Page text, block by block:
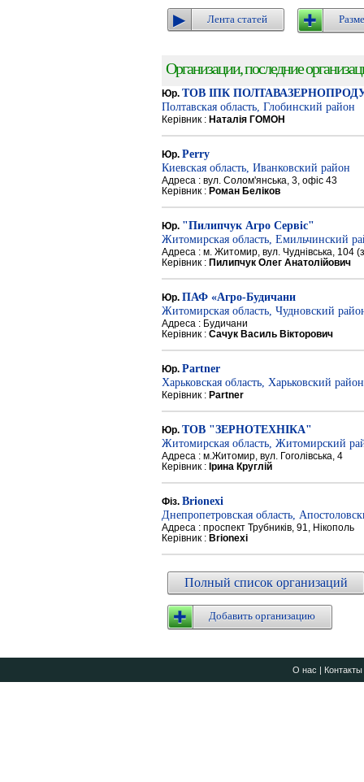
Лента статей
Организации, последние
Юр. ТОВ ІПК
Полтавская область, Глобинский район
Керівник : Наталія ГОМОН
Юр. Perry
Киевская область, Иванковский район
Адреса : вул. Солом'янська, 3, офіс 43
Керівник : Роман Беліков
Юр. "Пилипчук Агро Сервіс"
Житомирская область, Емильчинский
Адреса : м. Житомир, вул. Чуднівська, 104
Керівник : Пилипчук Олег Анатолійович
Юр. ПАФ «Агро-Будичани
Житомирская область, Чудновский
Адреса : Будичани
Керівник : Сачук Василь Вікторович
Юр. Partner
Харьковская область, Харьковский район
Керівник : Partner
Юр. ТОВ "ЗЕРНОТЕХНІКА"
Житомирская область, Житомирский
Адреса : м.Житомир, вул. Гоголівська, 4
Керівник : Ірина Круглій
Фіз. Brionexi
Днепропетровская область,
Адреса : проспект Трубників, 91, Нікополь
Керівник : Brionexi
Полный список организаций
Добавить организацию
О нас | Контакты